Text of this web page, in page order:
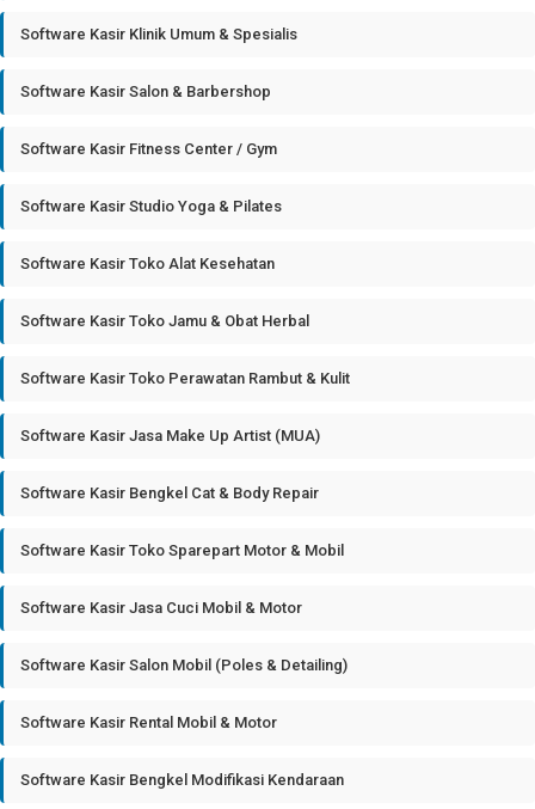
Software Kasir Klinik Umum & Spesialis
Software Kasir Salon & Barbershop
Software Kasir Fitness Center / Gym
Software Kasir Studio Yoga & Pilates
Software Kasir Toko Alat Kesehatan
Software Kasir Toko Jamu & Obat Herbal
Software Kasir Toko Perawatan Rambut & Kulit
Software Kasir Jasa Make Up Artist (MUA)
Software Kasir Bengkel Cat & Body Repair
Software Kasir Toko Sparepart Motor & Mobil
Software Kasir Jasa Cuci Mobil & Motor
Software Kasir Salon Mobil (Poles & Detailing)
Software Kasir Rental Mobil & Motor
Software Kasir Bengkel Modifikasi Kendaraan